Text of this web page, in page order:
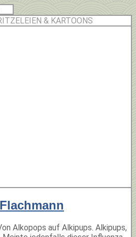
& KARTOONS
Alkopops auf Alkipups. Alkipups,